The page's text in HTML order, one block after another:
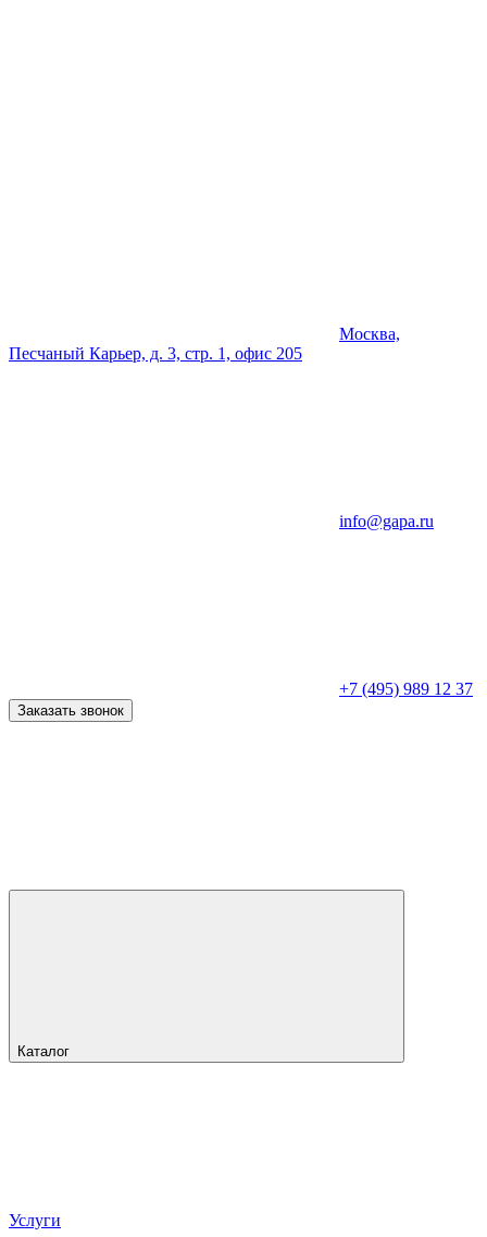
Москва,
Песчаный Карьер, д. 3, стр. 1, офис 205
info@gapa.ru
+7 (495) 989 12 37
Заказать звонок
Каталог
Услуги